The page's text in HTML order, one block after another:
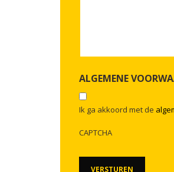
ALGEMENE
Ik ga akkoord met de
CAPTCHA